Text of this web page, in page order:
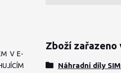
V E-
Zboží
Náhradní díly